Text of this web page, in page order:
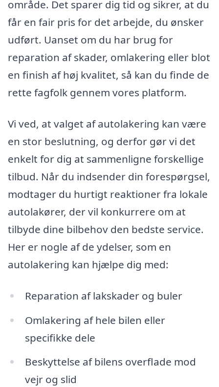
område. Det sparer dig tid og sikrer, at du
får en fair pris for det arbejde, du ønsker
udført. Uanset om du har brug for
reparation af skader, omlakering eller blot
en finish af høj kvalitet, så kan du finde de
rette fagfolk gennem vores platform.
Vi ved, at valget af autolakering kan være
en stor beslutning, og derfor gør vi det
enkelt for dig at sammenligne forskellige
tilbud. Når du indsender din forespørgsel,
modtager du hurtigt reaktioner fra lokale
autolakører, der vil konkurrere om at
tilbyde dine bilbehov den bedste service.
Her er nogle af de ydelser, som en
autolakering kan hjælpe dig med:
Reparation af lakskader og buler
Omlakering af hele bilen eller
specifikke dele
Beskyttelse af bilens overflade mod
vejr og slid